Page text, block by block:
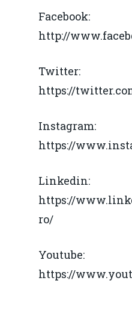
Facebook:
http://
Twitter:
https://
Instagram:
https://
Linkedin:
https://
ro/
Youtube:
https://